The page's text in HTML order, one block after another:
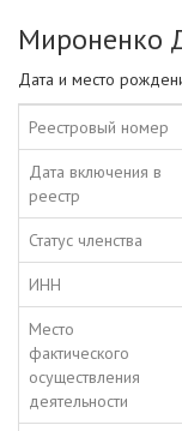
Мироненко
Дата и место
Реестровый номер
Дата включения в
реестр
Статус членства
ИНН
Место
фактического
осуществления
деятельности